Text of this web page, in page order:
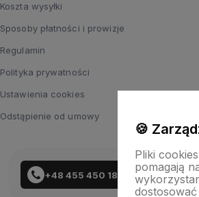
+48 455 450 183
Koszta wysyłki
Sposoby płatności i prowizje
Regulamin
Polityka prywatności
Ustawienia cookies
Odstąpienie od umowy
🍪
Pliki
pomagają